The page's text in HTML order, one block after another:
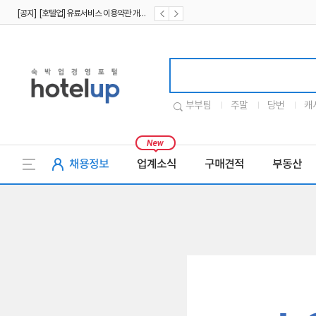
[공지] [호텔업] 유료서비스 이용약관 개정본2 (19.09.02)
부부팀 주말 당번 캐
채용정보 업계소식 구매견적 부동산